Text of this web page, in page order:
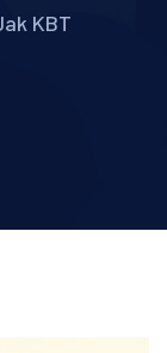
KBT